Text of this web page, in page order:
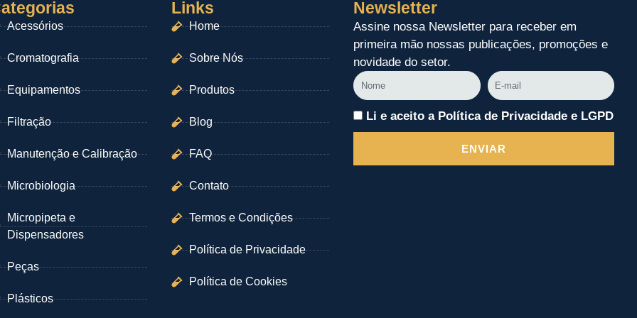
Acessórios
Cromatografia
Equipamentos
Filtração
Manutenção e Calibração
Microbiologia
Micropipeta e
Dispensadores
Peças
Plásticos
Links
Home
Sobre Nós
Produtos
Blog
FAQ
Contato
Termos e Condições
Política de Privacidade
Política de Cookies
Newsletter
Assine nossa Newsletter para receber em
primeira mão nossas publicações, promoções e
novidade do setor.
Nome
E-
mail
Li e aceito a Política de Privacidade e LGPD
ENVIAR